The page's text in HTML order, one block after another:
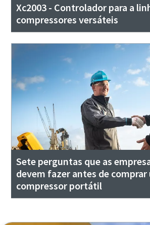
Xc2003 - Controlador para a
compressores versáteis
Sete perguntas que as
devem fazer antes de
compressor portátil